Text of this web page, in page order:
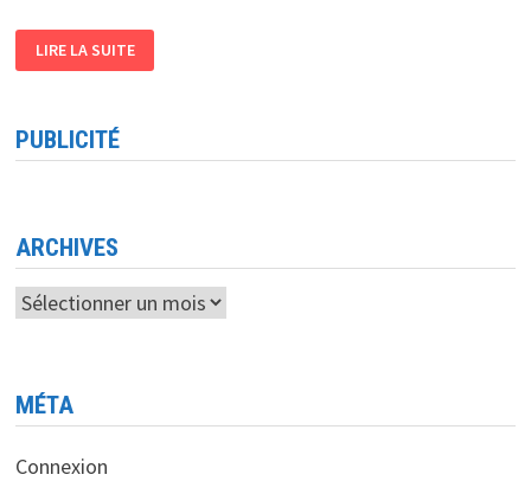
APRES
LE
SCIENTIFIQUE:
ENCOURAGER
LES
FILIÈRES
MATHÉMATIQUES
LIRE LA SUITE
PUBLICITÉ
ARCHIVES
Archives
MÉTA
Connexion